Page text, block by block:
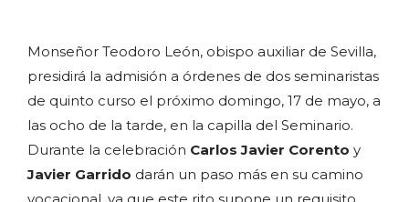
Monseñor Teodoro León, obispo auxiliar de Sevilla,
presidirá la admisión a órdenes de dos seminaristas
de quinto curso el próximo domingo, 17 de mayo, a
las ocho de la tarde, en la capilla del Seminario.
Durante la celebración Carlos Javier Corento y
Javier Garrido darán un paso más en su camino